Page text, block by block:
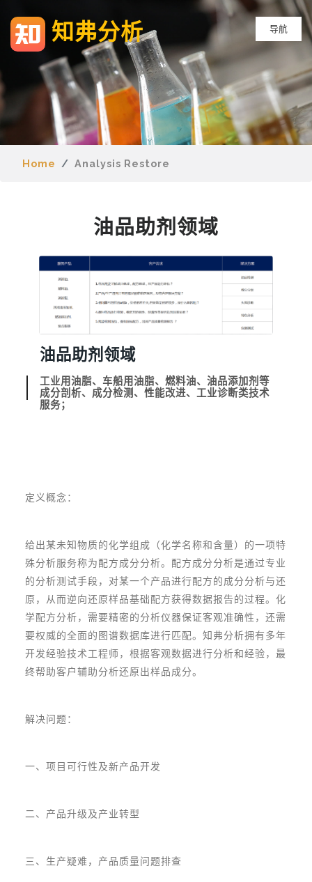
知弗分析 导航
Home Analysis Restore
油品助剂领域
油品助剂领域
工业用油脂、车船用油脂、燃料油、油品添加剂等
成分剖析、成分检测、性能改进、工业诊断类技术
服务；
定义概念：
给出某未知物质的化学组成（化学名称和含量）的一项特
殊分析服务称为配方成分分析。配方成分分析是通过专业
的分析测试手段，对某一个产品进行配方的成分分析与还
原，从而逆向还原样品基础配方获得数据报告的过程。化
学配方分析，需要精密的分析仪器保证客观准确性，还需
要权威的全面的图谱数据库进行匹配。知弗分析拥有多年
开发经验技术工程师，根据客观数据进行分析和经验，最
终帮助客户辅助分析还原出样品成分。
解决问题：
一、项目可行性及新产品开发
二、产品升级及产业转型
三、生产疑难，产品质量问题排查